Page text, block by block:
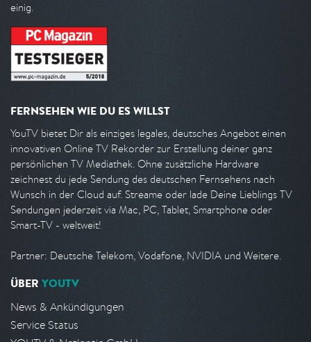
einig.
FERNSEHEN WIE DU ES WILLST
YouTV bietet Dir als einziges legales, deutsches Angebot einen
innovativen Online TV Rekorder zur Erstellung deiner ganz
persönlichen TV Mediathek. Ohne zusätzliche Hardware
zeichnest du jede Sendung des deutschen Fernsehens nach
Wunsch in der Cloud auf. Streame oder lade Deine Lieblings TV
Sendungen jederzeit via Mac, PC, Tablet, Smartphone oder
Smart-TV - weltweit!
Partner: Deutsche Telekom, Vodafone, NVIDIA und Weitere.
ÜBER YOUTV
News & Ankündigungen
Service Status